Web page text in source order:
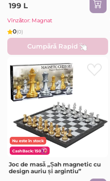
199 L
Vînzător: Magnat
0(0)
Cumpără Rapid
Nu este în stock
CashBack: 150
Joc de masă „Șah magnetic cu
design auriu și argintiu”